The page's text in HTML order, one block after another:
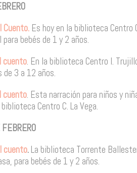
Cuento. Es hoy en la biblioteca Centro
bebés de 1 y 2 años.
cuento. En la biblioteca Centro I.
de 3 a 12 años.
cuento. Esta narración para niños y
Centro C. La Vega.
cuento.La biblioteca Torrente
para bebés de 1 y 2 años.